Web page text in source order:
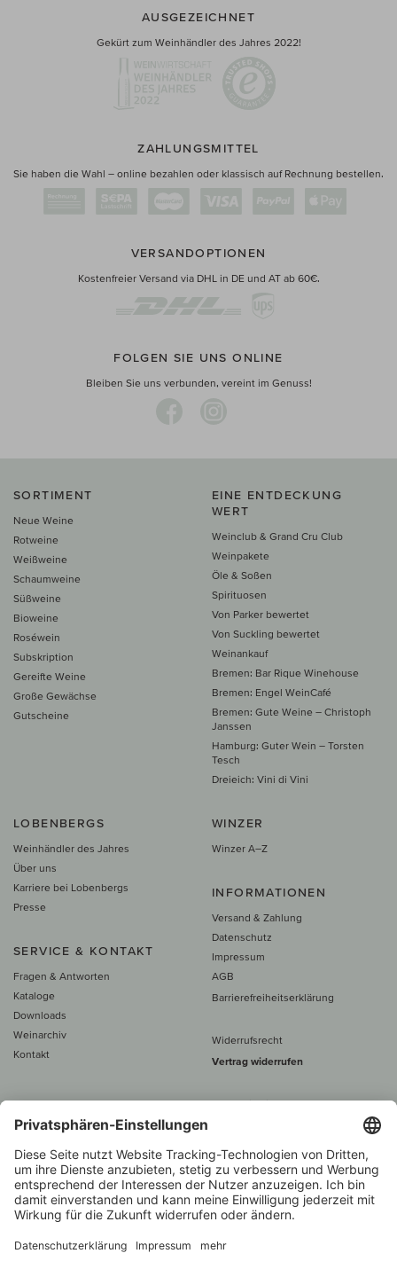
AUSGEZEICHNET
Gekürt zum Weinhändler des Jahres 2022!
ZAHLUNGSMITTEL
Sie haben die Wahl – online bezahlen oder klassisch auf Rechnung bestellen.
VERSANDOPTIONEN
Kostenfreier Versand via DHL in DE und AT ab 60€.
FOLGEN SIE UNS ONLINE
Bleiben Sie uns verbunden, vereint im Genuss!
SORTIMENT
Neue Weine
Rotweine
Weißweine
Schaumweine
Süßweine
Bioweine
Roséwein
Subskription
Gereifte Weine
Große Gewächse
Gutscheine
EINE ENTDECKUNG
WERT
Weinclub & Grand Cru Club
Weinpakete
Öle & Soßen
Spirituosen
Von Parker bewertet
Von Suckling bewertet
Weinankauf
Bremen: Bar Rique Winehouse
Bremen: Engel WeinCafé
Bremen: Gute Weine – Christoph
Janssen
Hamburg: Guter Wein – Torsten
Tesch
Dreieich: Vini di Vini
LOBENBERGS
Weinhändler des Jahres
Über uns
Karriere bei Lobenbergs
Presse
SERVICE & KONTAKT
Fragen & Antworten
Kataloge
Downloads
Weinarchiv
Kontakt
WINZER
Winzer A–Z
INFORMATIONEN
Versand & Zahlung
Datenschutz
Impressum
AGB
Barrierefreiheitserklärung
Widerrufsrecht
Vertrag widerrufen
Alle Preise inkl. MwSt., zzgl. 5 €
60 € versand­kosten­
Beratung unter